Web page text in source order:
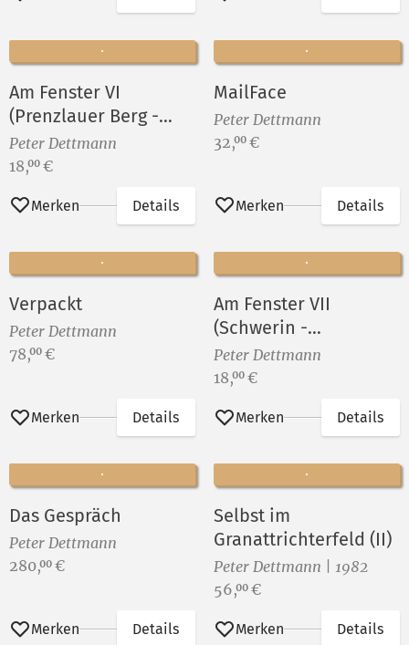
Am Fenster VI
(Prenzlauer Berg -
Gleimkiez)
Peter Dettmann
Preis:
18,00 €
Merken Details
MailFace
Peter Dettmann
Preis:
32,00 €
Merken Details
Verpackt
Peter Dettmann
Preis:
78,00 €
Merken Details
Am Fenster VII
(Schwerin -
Wismarsche Straße)
Peter Dettmann
Preis:
18,00 €
Merken Details
Das Gespräch
Peter Dettmann
Preis:
280,00 €
Merken Details
Selbst im
Granattrichterfeld (II)
Peter Dettmann | 1982
Preis:
56,00 €
Merken Details